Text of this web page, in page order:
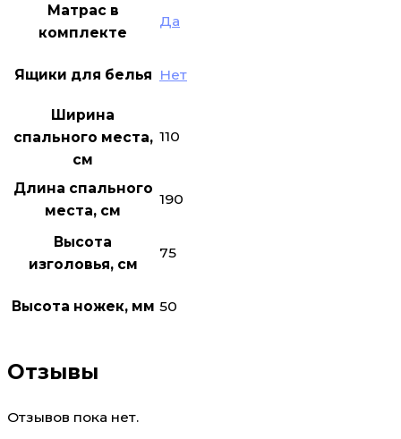
Матрас в
комплекте
Да
Ящики для белья Нет
Ширина
спального места,
см
110
Длина спального
места, см
190
Высота
изголовья, см
75
Высота ножек, мм 50
Отзывы
Отзывов пока нет.